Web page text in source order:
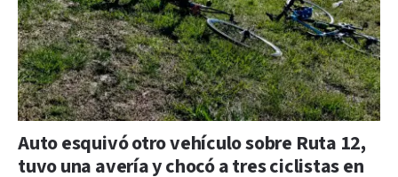
Auto esquivó otro vehículo sobre Ruta 12,
tuvo una avería y chocó a tres ciclistas en